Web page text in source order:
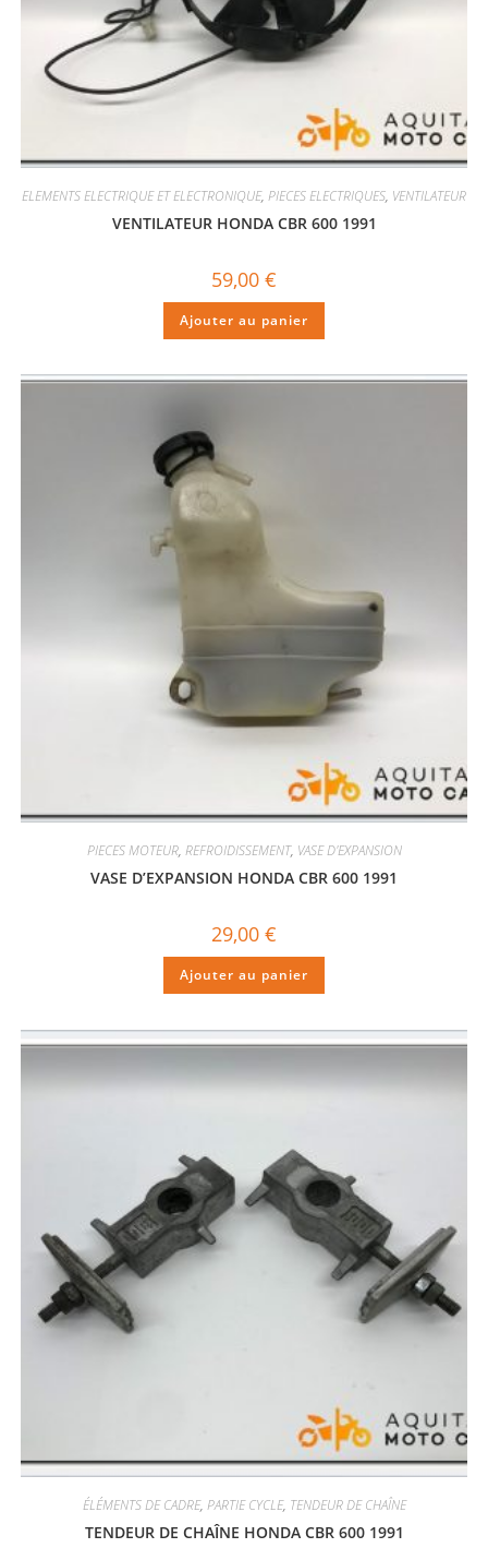
ELEMENTS ELECTRIQUE ET ELECTRONIQUE, PIECES ELECTRIQUES, VENTILATEUR
VENTILATEUR HONDA CBR 600 1991
59,00 €
Ajouter au panier
PIECES MOTEUR, REFROIDISSEMENT, VASE D'EXPANSION
VASE D’EXPANSION HONDA CBR 600 1991
29,00 €
Ajouter au panier
ÉLÉMENTS DE CADRE, PARTIE CYCLE, TENDEUR DE CHAÎNE
TENDEUR DE CHAÎNE HONDA CBR 600 1991